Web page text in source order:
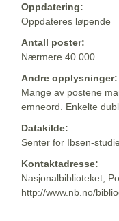
Oppdatering:
Oppdateres løpende
Antall poster:
Nærmere 40 000
Andre opplysninger:
Mange av postene
emneord. Enkelte
Datakilde:
Senter for Ibsen-
Kontaktadresse:
Nasjonalbiblioteket,
http://www.nb.no/